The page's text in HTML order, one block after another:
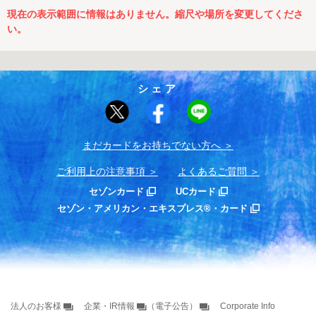
現在の表示範囲に情報はありません。縮尺や場所を変更してくださ
い。
シェア
まだカードをお持ちでない⽅へ
ご利用上の注意事項 よくあるご質問
セゾンカード
UCカード
セゾン・アメリカン・エキスプレス®・カード
法人のお客様 企業・IR情報 （電子公告） Corporate Info